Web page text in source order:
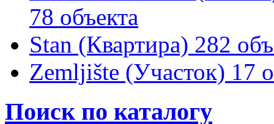
78 объекта
Stan (Квартира) 282
Zemljište (Участок) 17
Поиск по каталогу